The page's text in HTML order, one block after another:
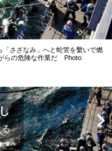
さざなみ」へと蛇管を繫いで燃
らの危険な作業だ Photo: